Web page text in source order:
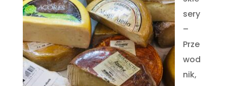
sery
–
Prze
wod
nik,